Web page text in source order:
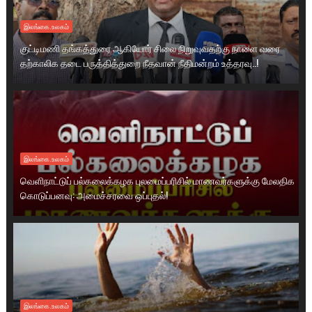
இலங்கை.உலகம்
குட்டிமணி தங்கத்துரை ஆகியோர் சிலை நிறுவுவதற்கு நாளை வரை
தற்காலிக தடை பருத்தித்துறை நீதவான் நீதிமன்றம் உத்தரவு..!
இலங்கை.உலகம்
வெளிநாட்டுப் பல்கலைக்கழக புலமைப்பரிசில் மாணவர்களுக்கு மேலதிக
கொடுப்பனவு: அமைச்சரவை ஒப்புதல்!
இலங்கை.உலகம்